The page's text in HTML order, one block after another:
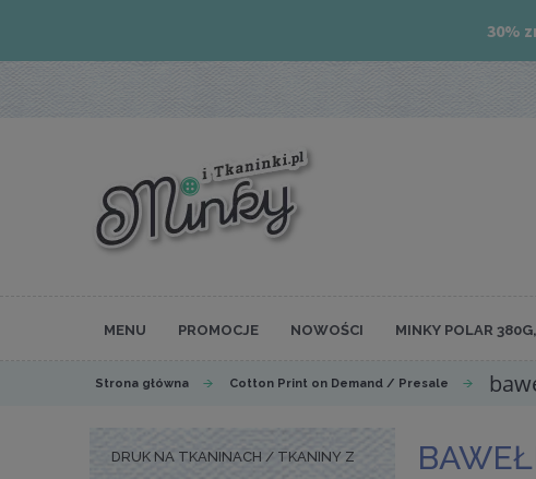
MENU PROMOCJE NOWOŚCI MINKY POLAR
Strona główna Cotton Print on Demand / Presale
DRUK NA TKANINACH / TKANINY Z